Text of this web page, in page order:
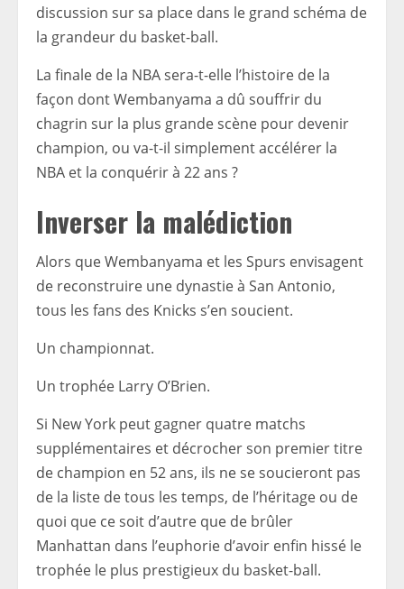
discussion sur sa place dans le grand schéma de
la grandeur du basket-ball.
La finale de la NBA sera-t-elle l’histoire de la
façon dont Wembanyama a dû souffrir du
chagrin sur la plus grande scène pour devenir
champion, ou va-t-il simplement accélérer la
NBA et la conquérir à 22 ans ?
Inverser la malédiction
Alors que Wembanyama et les Spurs envisagent
de reconstruire une dynastie à San Antonio,
tous les fans des Knicks s’en soucient.
Un championnat.
Un trophée Larry O’Brien.
Si New York peut gagner quatre matchs
supplémentaires et décrocher son premier titre
de champion en 52 ans, ils ne se soucieront pas
de la liste de tous les temps, de l’héritage ou de
quoi que ce soit d’autre que de brûler
Manhattan dans l’euphorie d’avoir enfin hissé le
trophée le plus prestigieux du basket-ball.